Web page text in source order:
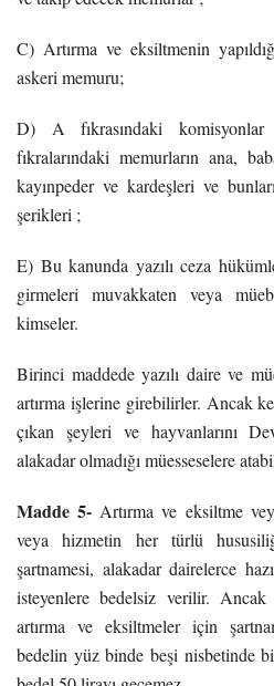
C) Artırma ve eksiltmenin
askeri memuru;
D) A fıkrasındaki
fıkralarındaki memurların ana,
kayınpeder ve kardeşleri ve
şerikleri ;
E) Bu kanunda yazılı ceza
girmeleri muvakkaten veya
kimseler.
Birinci maddede yazılı daire ve
artırma işlerine girebilirler. Ancak
çıkan şeyleri ve hayvanlarını
alakadar olmadığı müesseselere
Madde 5- Artırma ve eksiltme
veya hizmetin her türlü
şartnamesi, alakadar dairelerce
isteyenlere bedelsiz verilir.
artırma ve eksiltmeler için
bedelin yüz binde beşi nisbetinde